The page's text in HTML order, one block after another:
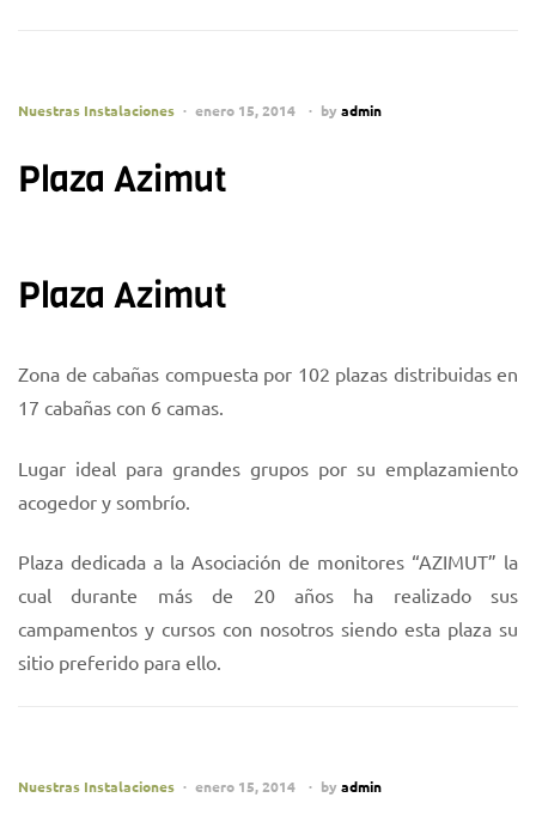
Nuestras Instalaciones enero 15, 2014 by admin
Plaza Azimut
Plaza Azimut
Zona de cabañas compuesta por 102 plazas distribuidas en
17 cabañas con 6 camas.
Lugar ideal para grandes grupos por su emplazamiento
acogedor y sombrío.
Plaza dedicada a la Asociación de monitores “AZIMUT” la
cual durante más de 20 años ha realizado sus
campamentos y cursos con nosotros siendo esta plaza su
sitio preferido para ello.
Nuestras Instalaciones enero 15, 2014 by admin